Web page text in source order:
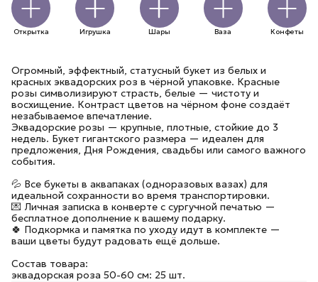
Открытка Игрушка Шары Ваза Конфеты
Огромный, эффектный, статусный букет из белых и
красных эквадорских роз в чёрной упаковке. Красные
розы символизируют страсть, белые — чистоту и
восхищение. Контраст цветов на чёрном фоне создаёт
незабываемое впечатление.
Эквадорские розы — крупные, плотные, стойкие до 3
недель. Букет гигантского размера — идеален для
предложения, Дня Рождения, свадьбы или самого важного
события.
💦 Все букеты в аквапаках (одноразовых вазах) для
идеальной сохранности во время транспортировки.
💌 Личная записка в конверте с сургучной печатью —
бесплатное дополнение к вашему подарку.
🍀 Подкормка и памятка по уходу идут в комплекте —
ваши цветы будут радовать ещё дольше.
Состав товара:
эквадорская роза 50-60 см: 25 шт.